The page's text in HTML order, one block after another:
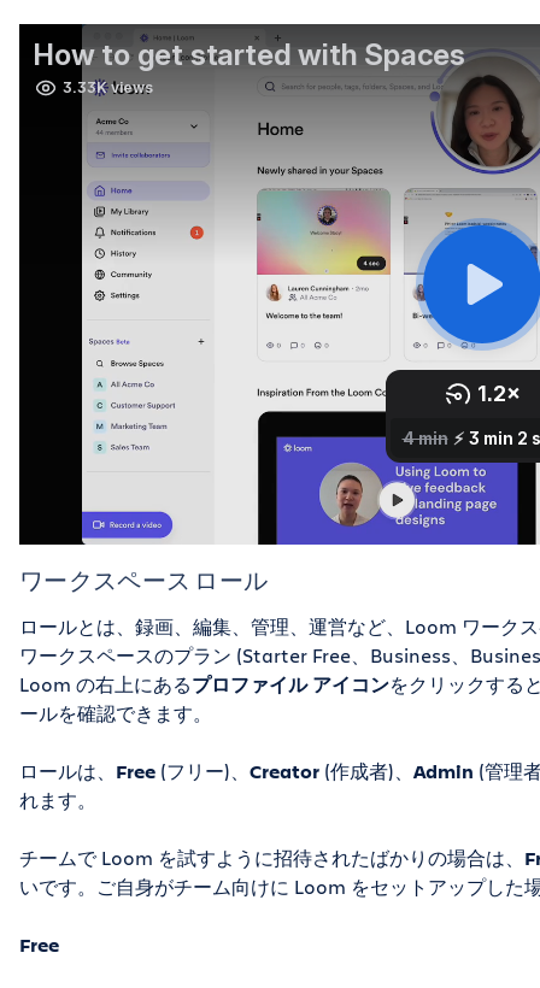
ワークスペース ロール
ロールとは、録画、編集、管理、運営など、Loom ワーク
ワークスペースのプラン (Starter Free、Business、
Loom の右上にあるプロファイル アイコンをクリックする
ールを確認できます。
ロールは、 Free (フリー)、 Creator (作成者)、 Admin (管理
れます。
チームで Loom を試すように招待されたばかりの場合は、
いです。ご自身がチーム向けに Loom をセットアップした
Free